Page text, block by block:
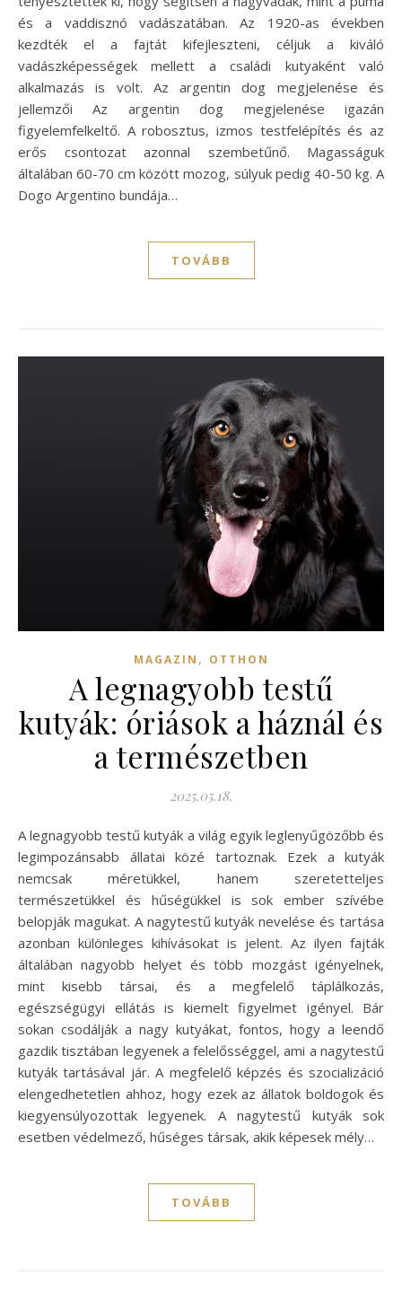
és a vaddisznó vadászatában. Az 1920-as években
kezdték el a fajtát kifejleszteni, céljuk a kiváló
vadászképességek mellett a családi kutyaként való
alkalmazás is volt. Az argentin dog megjelenése és
jellemzői Az argentin dog megjelenése igazán
figyelemfelkeltő. A robosztus, izmos testfelépítés és az
erős csontozat azonnal szembetűnő. Magasságuk
általában 60-70 cm között mozog, súlyuk pedig 40-50 kg. A
Dogo Argentino bundája…
TOVÁBB
MAGAZIN , OTTHON
A legnagyobb testű
kutyák: óriások a háznál és
a természetben
2025.05.18.
A legnagyobb testű kutyák a világ egyik leglenyűgözőbb és
legimpozánsabb állatai közé tartoznak. Ezek a kutyák
nemcsak méretükkel, hanem szeretetteljes
természetükkel és hűségükkel is sok ember szívébe
belopják magukat. A nagytestű kutyák nevelése és tartása
azonban különleges kihívásokat is jelent. Az ilyen fajták
általában nagyobb helyet és több mozgást igényelnek,
mint kisebb társai, és a megfelelő táplálkozás,
egészségügyi ellátás is kiemelt figyelmet igényel. Bár
sokan csodálják a nagy kutyákat, fontos, hogy a leendő
gazdik tisztában legyenek a felelősséggel, ami a nagytestű
kutyák tartásával jár. A megfelelő képzés és szocializáció
elengedhetetlen ahhoz, hogy ezek az állatok boldogok és
kiegyensúlyozottak legyenek. A nagytestű kutyák sok
esetben védelmező, hűséges társak, akik képesek mély…
TOVÁBB